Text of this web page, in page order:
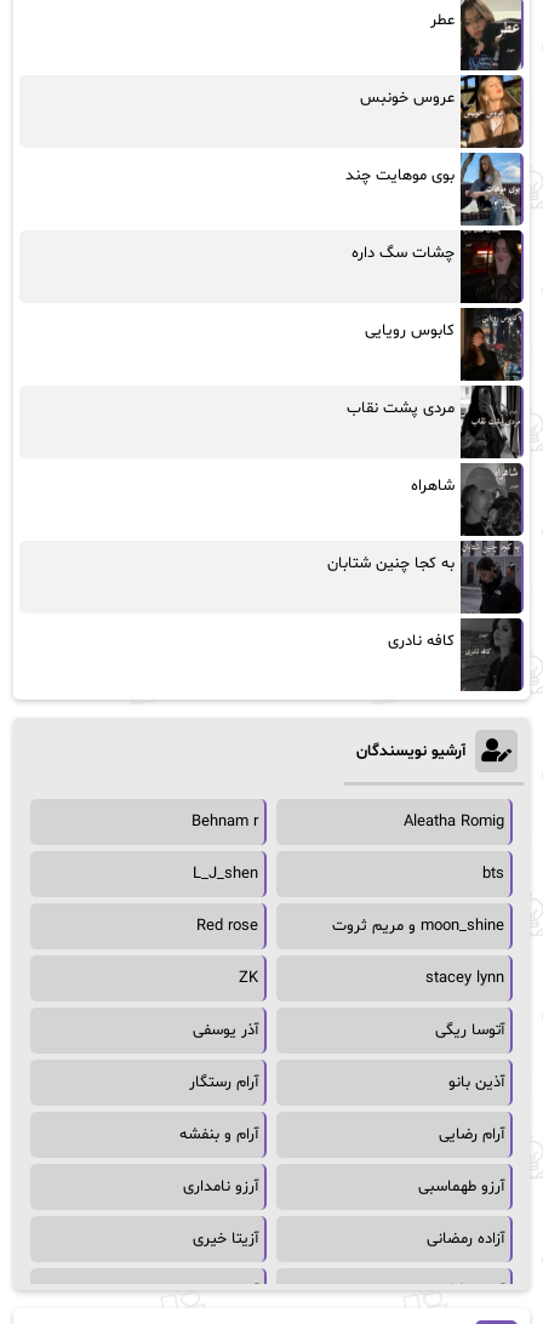
عطر
عروس خونبس
بوی موهایت چند
چشات سگ داره
کابوس رویایی
مردی پشت نقاب
شاهراه
به کجا چنین شتابان
کافه نادری
آرشیو نویسندگان
Aleatha Romig
Behnam r
bts
L_J_shen
moon_shine و مریم ثروت Red rose
stacey lynn
ZK
آتوسا ریگی آذر یوسفی
آذین بانو آرام رستگار
آرام رضایی آرام و بنفشه
آرزو طهماسبی آرزو نامداری
آزاده رمضانی آزیتا خیری
آسمان64 آسمان۶۵